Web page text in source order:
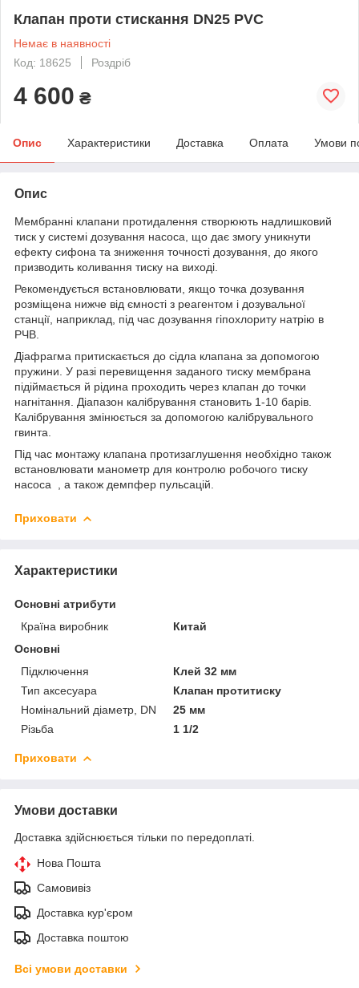
Клапан проти стискання DN25 PVC
Немає в наявності
Код: 18625
Роздріб
4 600 ₴
Опис Характеристики Доставка Оплата Умови
Опис
Мембранні клапани протидалення створюють надлишковий
тиск у системі дозування насоса, що дає змогу уникнути
ефекту сифона та зниження точності дозування, до якого
призводить коливання тиску на виході.
Рекомендується встановлювати, якщо точка дозування
розміщена нижче від ємності з реагентом і дозувальної
станції, наприклад, під час дозування гіпохлориту натрію в
РЧВ.
Діафрагма притискається до сідла клапана за допомогою
пружини. У разі перевищення заданого тиску мембрана
підіймається й рідина проходить через клапан до точки
нагнітання. Діапазон калібрування становить 1-10 барів.
Калібрування змінюється за допомогою калібрувального
гвинта.
Під час монтажу клапана протизаглушення необхідно також
встановлювати манометр для контролю робочого тиску
насоса , а також демпфер пульсацій.
Приховати
Характеристики
Основні атрибути
Країна виробник
Китай
Основні
Підключення
Клей 32 мм
Тип аксесуара
Клапан протитиску
Номінальний діаметр, DN
25 мм
Різьба
1 1/2
Приховати
Умови доставки
Доставка здійснюється тільки по передоплаті.
Нова Пошта
Самовивіз
Доставка кур'єром
Доставка поштою
Всі умови доставки